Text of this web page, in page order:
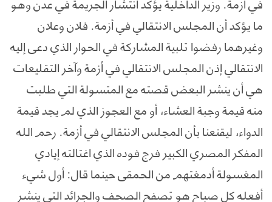
ما يؤكد أن المجلس الانتقالي في أزمة. فلان وعلان
وغيرهما رفضوا تلبية المشاركة في الحوار الذي دعى إليه
الانتقالي إذن المجلس الانتقالي في أزمة وآخر التقليعات
هي أن ينشر البعض قصته مع المتسولة التي طلبت
منه قيمة وجبة العشاء، أو مع العجوز الذي لم يجد قيمة
الدواء، ليقنعنا بأن المجلس الانتقالي في أزمة. رحم الله
المفكر المصري الكبير فرج فوده الذي اغتالته إيادي
المغسولة أدمغتهم من الحمقى حينما قال: أول شيء
أفعله كل صباح هو تصفح الصحف والجرائد التي ينشر